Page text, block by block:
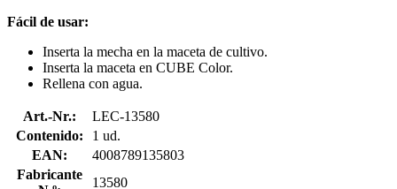
Fácil de usar:
Inserta la mecha en la maceta de cultivo.
Inserta la maceta en CUBE Color.
Rellena con agua.
Art.-Nr.:
LEC-13580
Contenido:
1 ud.
EAN:
4008789135803
Fabricante
13580